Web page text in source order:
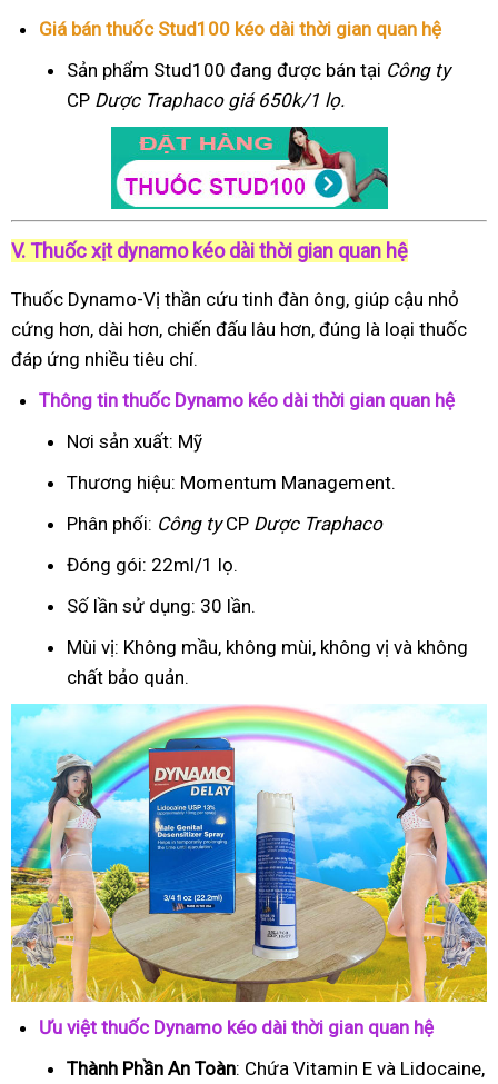
Giá bán thuốc Stud100 kéo dài thời gian quan hệ
Sản phẩm Stud100 đang được bán tại Công ty
CP Dược Traphacogiá 650k/1 lọ.
V. Thuốc xịt dynamo kéo dài thời gian quan hệ
Thuốc Dynamo-Vị thần cứu tinh đàn ông, giúp cậu nhỏ
cứng hơn, dài hơn, chiến đấu lâu hơn, đúng là loại thuốc
đáp ứng nhiều tiêu chí.
Thông tin thuốc Dynamo kéo dài thời gian quan hệ
Nơi sản xuất: Mỹ
Thương hiệu: Momentum Management.
Phân phối: Công tyCP Dược Traphaco
Đóng gói: 22ml/1 lọ.
Số lần sử dụng: 30 lần.
Mùi vị: Không mầu, không mùi, không vị và không
chất bảo quản.
Ưu việt thuốc Dynamo kéo dài thời gian quan hệ
Thành Phần An Toàn: Chứa Vitamin E và Lidocaine,